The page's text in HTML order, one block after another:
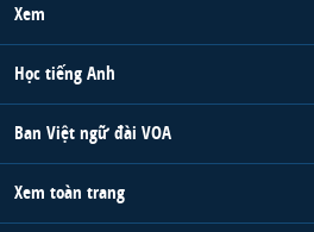
Xem
Học tiếng Anh
Ban Việt ngữ đài VOA
Xem toàn trang